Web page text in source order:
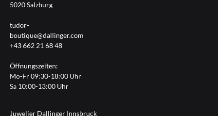
5020 Salzburg
tudor-
boutique@dallinger.com
+43 662 21 68 48
Öffnungszeiten:
Mo-Fr 09:30-18:00 Uhr
Sa 10:00-13:00 Uhr
Juwelier Dallinger Innsbruck